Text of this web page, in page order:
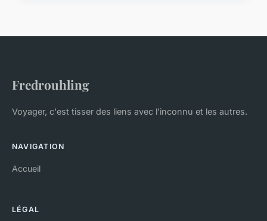
Fredrouhling
Voyager, c'est tisser des liens avec l'inconnu et les autres.
NAVIGATION
Accueil
LÉGAL